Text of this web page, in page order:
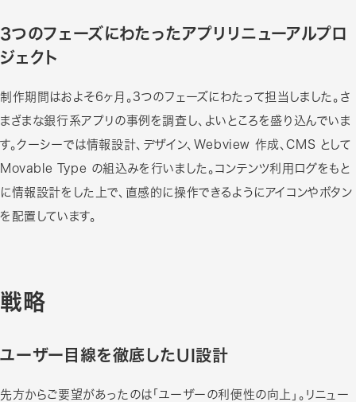
3つのフェーズにわたったアプリリニューアルプロ
ジェクト
制作期間はおよそ6ヶ月。3つのフェーズにわたって担当しました。さ
まざまな銀行系アプリの事例を調査し、よいところを盛り込んでいま
す。クーシーでは情報設計、デザイン、Webview 作成、CMS として
Movable Type の組込みを行いました。コンテンツ利用ログをもと
に情報設計をした上で、直感的に操作できるようにアイコンやボタン
を配置しています。
戦略
ユーザー目線を徹底したUI設計
先方からご要望があったのは「ユーザーの利便性の向上」。リニュー